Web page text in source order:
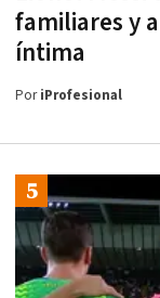
familiares y
íntima
PoriProfesional